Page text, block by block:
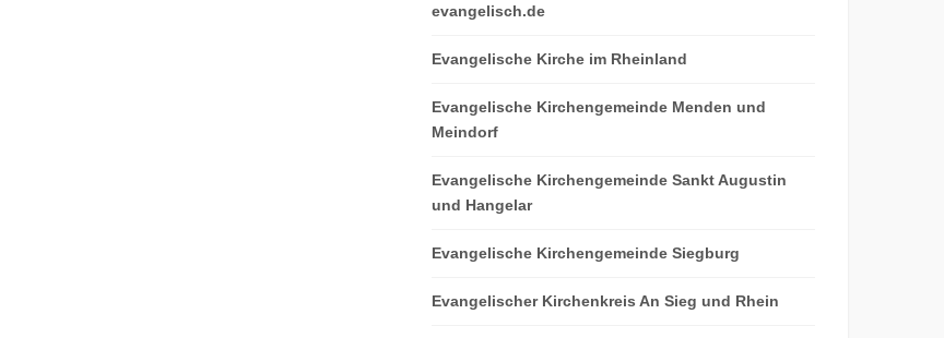
evangelisch.de
Evangelische Kirche im Rheinland
Evangelische Kirchengemeinde Menden und
Meindorf
Evangelische Kirchengemeinde Sankt Augustin
und Hangelar
Evangelische Kirchengemeinde Siegburg
Evangelischer Kirchenkreis An Sieg und Rhein